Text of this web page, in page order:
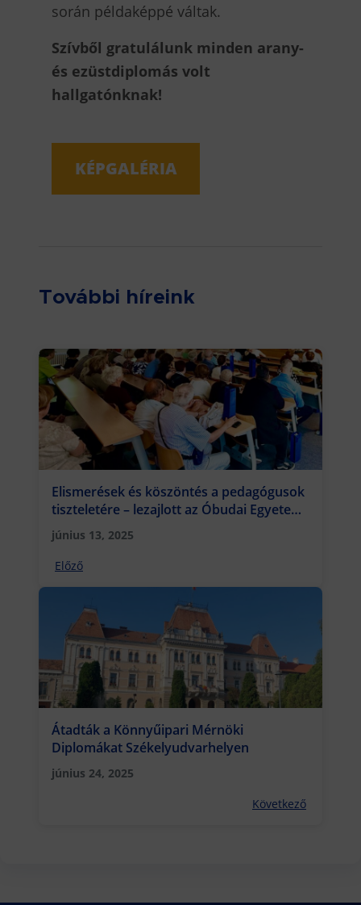
során példaképpé váltak.
Szívből gratulálunk minden arany-
és ezüstdiplomás volt
hallgatónknak!
KÉPGALÉRIA
További híreink
Elismerések és köszöntés a pedagógusok
tiszteletére – lezajlott az Óbudai Egyetem
Rejtő Karának idei Pedagógusnapi
ünnepsége
június 13, 2025
Előző
Átadták a Könnyűipari Mérnöki
Diplomákat Székelyudvarhelyen
június 24, 2025
Következő